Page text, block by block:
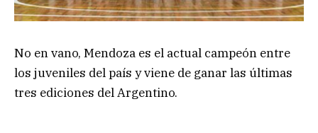
No en vano, Mendoza es el actual campeón entre
los juveniles del país y viene de ganar las últimas
tres ediciones del Argentino.